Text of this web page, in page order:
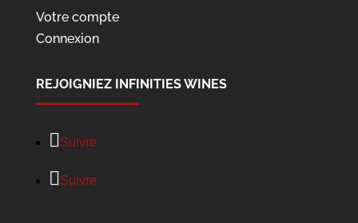
Votre compte
Connexion
REJOIGNIEZ INFINITIES WINES
Suivre
Suivre